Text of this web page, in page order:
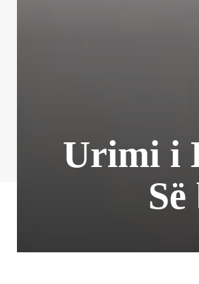
Urimi i